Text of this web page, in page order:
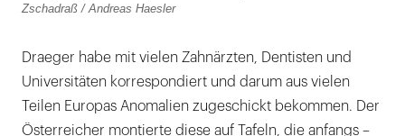
Zschadraß / Andreas Haesler
Draeger habe mit vielen Zahnärzten, Dentisten und
Universitäten korrespondiert und darum aus vielen
Teilen Europas Anomalien zugeschickt bekommen. Der
Österreicher montierte diese auf Tafeln, die anfangs –